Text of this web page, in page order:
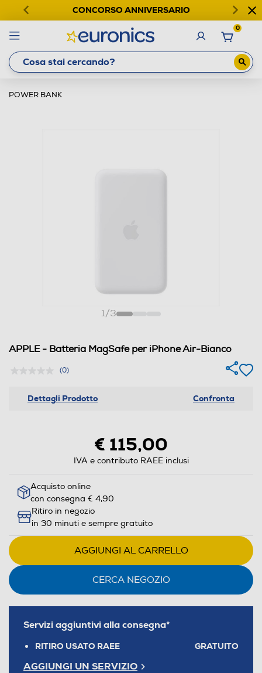
CONCORSO ANNIVERSARIO
0
POWER BANK
1/3
APPLE - Batteria MagSafe per iPhone Air-Bianco
(0)
Dettagli Prodotto Confronta
€ 115,00
IVA e contributo RAEE inclusi
Acquisto online
con consegna € 4,90
Ritiro in negozio
in 30 minuti e sempre gratuito
AGGIUNGI AL CARRELLO
CERCA NEGOZIO
Servizi aggiuntivi alla consegna*
RITIRO USATO RAEE GRATUITO
AGGIUNGI UN SERVIZIO